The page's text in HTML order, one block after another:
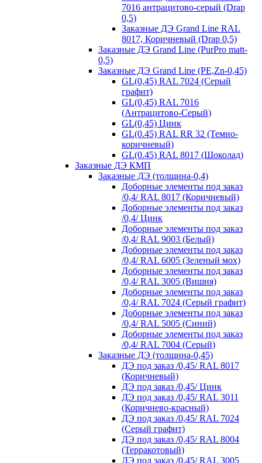
7016 антрацитово-серый (Drap
0,5)
Заказные ДЭ Grand Line RAL
8017, Коричневый (Drap 0,5)
Заказные ДЭ Grand Line (PurPro matt-
0,5)
Заказные ДЭ Grand Line (PE,Zn-0,45)
GL(0,45) RAL 7024 (Серый
графит)
GL(0,45) RAL 7016
(Антрацитово-Серый)
GL(0,45) Цинк
GL(0.45) RAL RR 32 (Темно-
коричневый)
GL(0.45) RAL 8017 (Шоколад)
Заказные ДЭ КМП
Заказные ДЭ (толщина-0,4)
Доборные элементы под заказ
/0,4/ RAL 8017 (Коричневый)
Доборные элементы под заказ
/0,4/ Цинк
Доборные элементы под заказ
/0,4/ RAL 9003 (Белый)
Доборные элементы под заказ
/0,4/ RAL 6005 (Зеленый мох)
Доборные элементы под заказ
/0,4/ RAL 3005 (Вишня)
Доборные элементы под заказ
/0,4/ RAL 7024 (Серый графит)
Доборные элементы под заказ
/0,4/ RAL 5005 (Синий)
Доборные элементы под заказ
/0,4/ RAL 7004 (Серый)
Заказные ДЭ (толщина-0,45)
ДЭ под заказ /0,45/ RAL 8017
(Коричневый)
ДЭ под заказ /0,45/ Цинк
ДЭ под заказ /0,45/ RAL 3011
(Коричнево-красный)
ДЭ под заказ /0,45/ RAL 7024
(Серый графит)
ДЭ под заказ /0,45/ RAL 8004
(Терракотовый)
ДЭ под заказ /0,45/ RAL 3005